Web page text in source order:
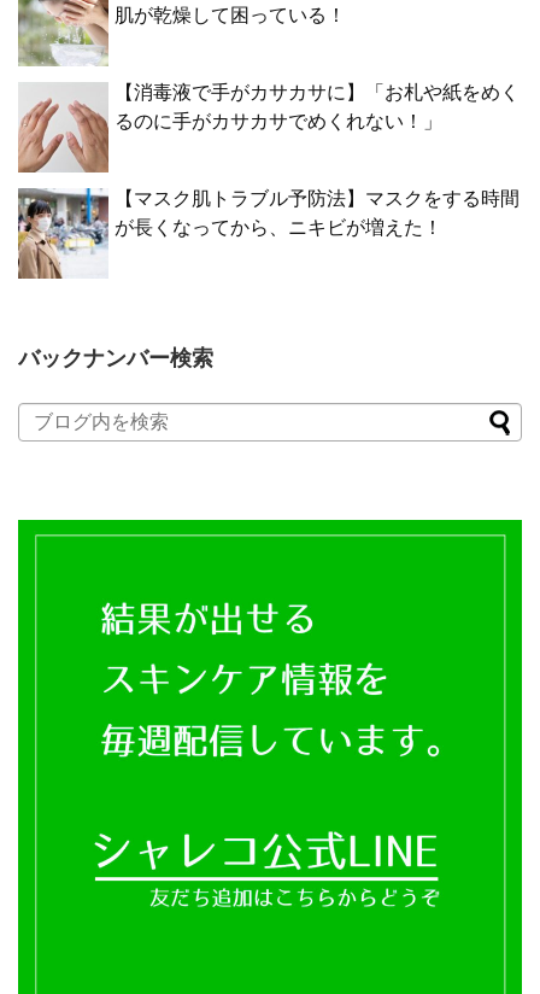
肌が乾燥して困っている！
【消毒液で手がカサカサに】「お札や紙をめく
るのに手がカサカサでめくれない！」
【マスク肌トラブル予防法】マスクをする時間
が長くなってから、ニキビが増えた！
バックナンバー検索